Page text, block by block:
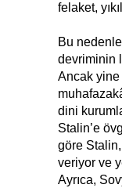
felaket,
Bu
devriminin
Ancak yine
dini
Stalin’e
göre Stalin,
veriyor ve
Ayrıca,